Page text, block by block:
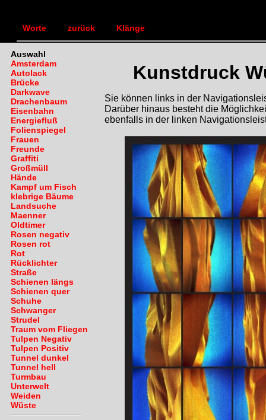
Worte |zurück Klänge
Auswahl
Amsterdam
Autolack
Brücke
Darkwave
Drachenbaum
Eisenbahn
Energiefluß
Folienspiegel
Frauen
Freunde
Graffiti
Großmüll
Hände
Kampf um Fisch
klebrige Bäume
Landsuche
Maenner
Oldtimer
Rosen negativ
Rosen rot
Rot
Rücklichter
Straße
Schienen längs
Schienen quer
Schuhe
Schwanger
Strudel
Traum vom Fliegen
Tulpen Negativ
Tulpen Positiv
Tunnel dunkel
Tunnel hell
Turmbau
Unterwelt
Weiden
Wüste
Kunstdruck
Sie können links in der
Darüber hinaus besteht die
ebenfalls in der linken